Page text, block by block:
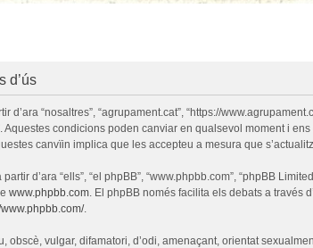
d’ús
d’ara “nosaltres”, “agrupament.cat”, “https://
Aquestes condicions poden canviar en qualsevol moment i
canvïin implica que les accepteu a mesura que
d’ara “ells”, “el phpBB”, “www.phpbb.com”, “phpBB
www.phpbb.com. El phpBB només facilita els debats a través
www.phpbb.com/.
obscè, vulgar, difamatori, d’odi, amenaçant, orientat